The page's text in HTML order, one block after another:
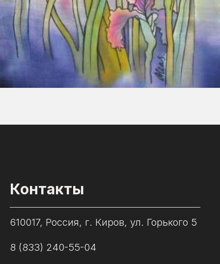
Контакты
610017, Россия, г. Киров, ул. Горького 5
8 (833) 240-55-04